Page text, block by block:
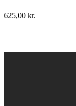
625,00 kr.